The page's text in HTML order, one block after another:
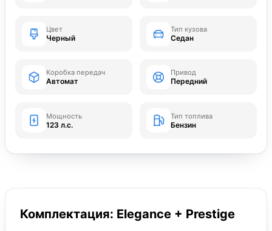
Цвет
Черный
Тип кузова
Седан
Коробка передач
Автомат
Привод
Передний
Мощность
123 л.с.
Тип топлива
Бензин
Комплектация: Elegance + Prestige